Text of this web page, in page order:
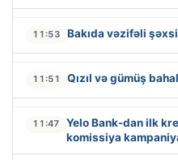
11:53 Bakıda vəzifəli
11:51 Qızıl və gümüş
11:47
Yelo Bank-dan ilk
komissiya